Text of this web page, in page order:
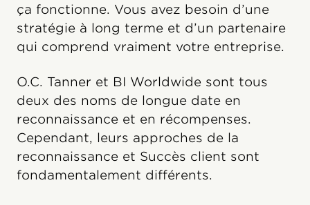
ça fonctionne. Vous avez besoin d’une
stratégie à long terme et d’un partenaire
qui comprend vraiment votre entreprise.
O.C. Tanner et BI Worldwide sont tous
deux des noms de longue date en
reconnaissance et en récompenses.
Cependant, leurs approches de la
reconnaissance et Succès client sont
fondamentalement différents.